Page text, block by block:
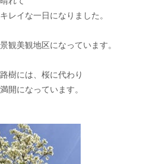
レイな一日になりました。
観美観地区になっています。
樹には、桜に代わり
開になっています。